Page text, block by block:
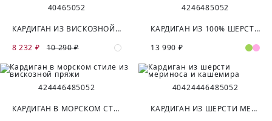
40465052
КАРДИГАН ИЗ ВИСКОЗНОЙ ПРЯЖИ И ХЛОПКА
8 232 ₽
10 290 ₽
4246485052
КАРДИГАН ИЗ 100% ШЕРСТИ МЕРИНОСА
13 990 ₽
424446485052
КАРДИГАН В МОРСКОМ СТИЛЕ ИЗ ВИСКОЗНОЙ ПРЯЖИ
40424446485052
КАРДИГАН ИЗ ШЕРСТИ МЕРИНОСА И КАШЕМИРА